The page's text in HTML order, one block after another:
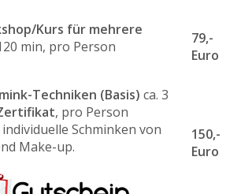
Kurs für mehrere
min, pro Person
79,-
Euro
Techniken (Basis) ca. 3
, pro Person
Schminken von
Make-up.
150,-
Euro